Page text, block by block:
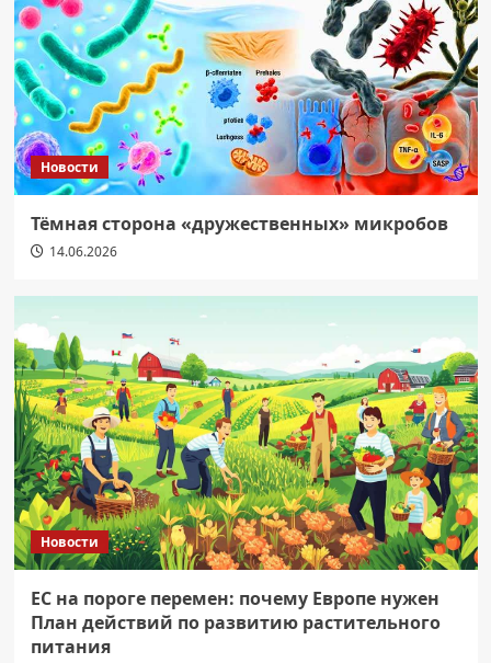
Новости
Тёмная сторона «дружественных» микробов
14.06.2026
Новости
ЕС на пороге перемен: почему Европе нужен
План действий по развитию растительного
питания